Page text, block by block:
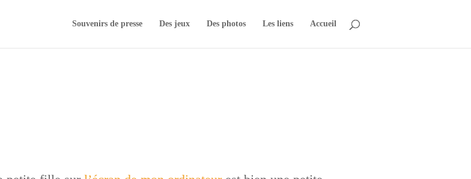
Souvenirs de presse Des jeux Des photos Les liens Accueil